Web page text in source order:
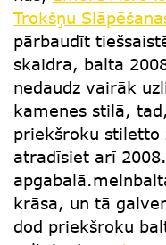
Trokšņu
pārbaudīt
skaidra, balta
nedaudz vairāk
kamenes stilā,
priekšroku stiletto
atradīsiet arī
krāsa, un tā
dod priekšroku